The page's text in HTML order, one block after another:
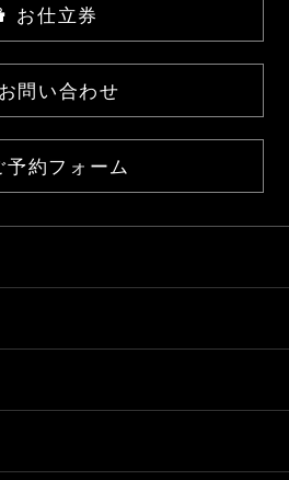
お仕立券
お問い合わせ
予約フォーム